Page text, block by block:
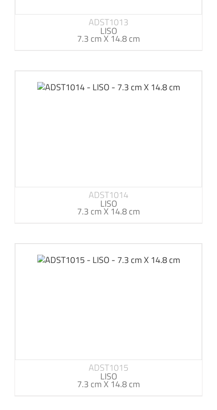
ADST1013
LISO
7.3 cm X 14.8 cm
ADST1014
LISO
7.3 cm X 14.8 cm
ADST1015
LISO
7.3 cm X 14.8 cm